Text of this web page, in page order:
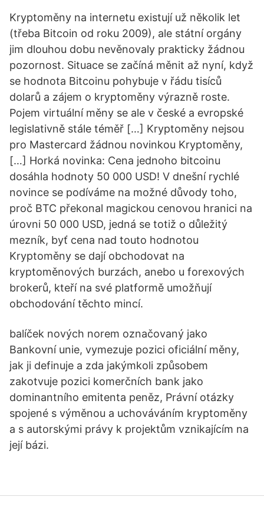
Kryptoměny na internetu existují už několik let
(třeba Bitcoin od roku 2009), ale státní orgány
jim dlouhou dobu nevěnovaly prakticky žádnou
pozornost. Situace se začíná měnit až nyní, když
se hodnota Bitcoinu pohybuje v řádu tisíců
dolarů a zájem o kryptoměny výrazně roste.
Pojem virtuální měny se ale v české a evropské
legislativně stále téměř […] Kryptoměny nejsou
pro Mastercard žádnou novinkou Kryptoměny,
[…] Horká novinka: Cena jednoho bitcoinu
dosáhla hodnoty 50 000 USD! V dnešní rychlé
novince se podíváme na možné důvody toho,
proč BTC překonal magickou cenovou hranici na
úrovni 50 000 USD, jedná se totiž o důležitý
mezník, byť cena nad touto hodnotou
Kryptoměny se dají obchodovat na
kryptoměnových burzách, anebo u forexových
brokerů, kteří na své platformě umožňují
obchodování těchto mincí.
balíček nových norem označovaný jako
Bankovní unie, vymezuje pozici oficiální měny,
jak ji definuje a zda jakýmkoli způsobem
zakotvuje pozici komerčních bank jako
dominantního emitenta peněz, Právní otázky
spojené s výměnou a uchováváním kryptoměny
a s autorskými právy k projektům vznikajícím na
její bázi.